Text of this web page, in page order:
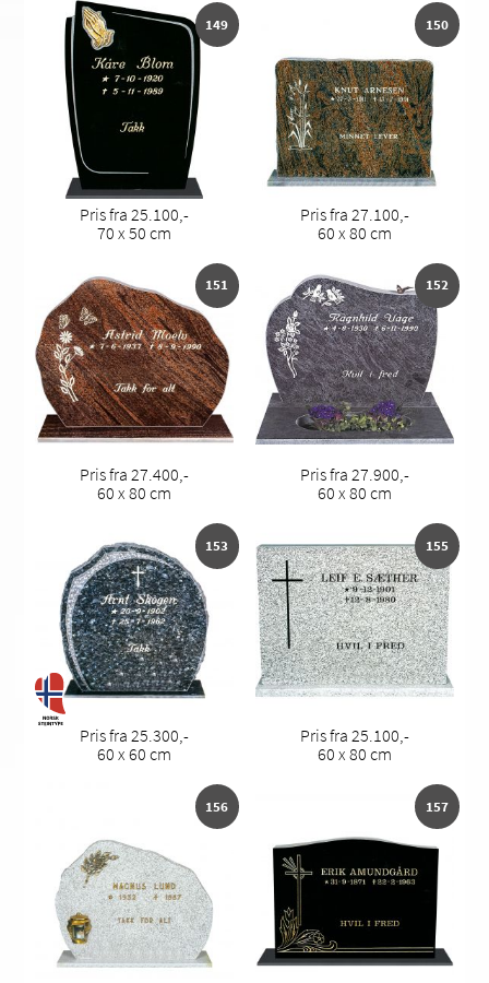
149
Pris fra 25.100,-
70 x 50 cm
150
Pris fra 27.100,-
60 x 80 cm
151
Pris fra 27.400,-
60 x 80 cm
152
Pris fra 27.900,-
60 x 80 cm
153
Pris fra 25.300,-
60 x 60 cm
155
Pris fra 25.100,-
60 x 80 cm
156 157